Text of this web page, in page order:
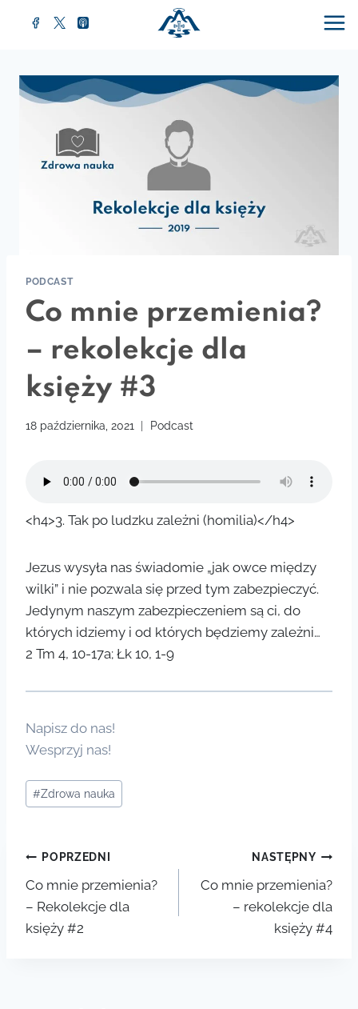
PODCAST
Co mnie przemienia?
– rekolekcje dla
księży #3
18 października, 2021 Podcast
<h4>3. Tak po ludzku zależni (homilia)</h4>
Jezus wysyła nas świadomie „jak owce między
wilki” i nie pozwala się przed tym zabezpieczyć.
Jedynym naszym zabezpieczeniem są ci, do
których idziemy i od których będziemy zależni…
2 Tm 4, 10-17a; Łk 10, 1-9
Napisz do nas!
Wesprzyj nas!
Tagi
wpisu:
#Zdrowa nauka
Nawigacja
wpisu
POPRZEDNI
Co mnie przemienia?
– Rekolekcje dla
księży #2
NASTĘPNY
Co mnie przemienia?
– rekolekcje dla
księży #4